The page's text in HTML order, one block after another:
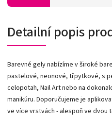
Detailní popis
Barevné gely nabízíme v široké
pastelové, neonové, třpytkové, s
celopotah, Nail Art nebo na
manikúru. Doporučujeme je
ve více vrstvách - alespoň ve dvou